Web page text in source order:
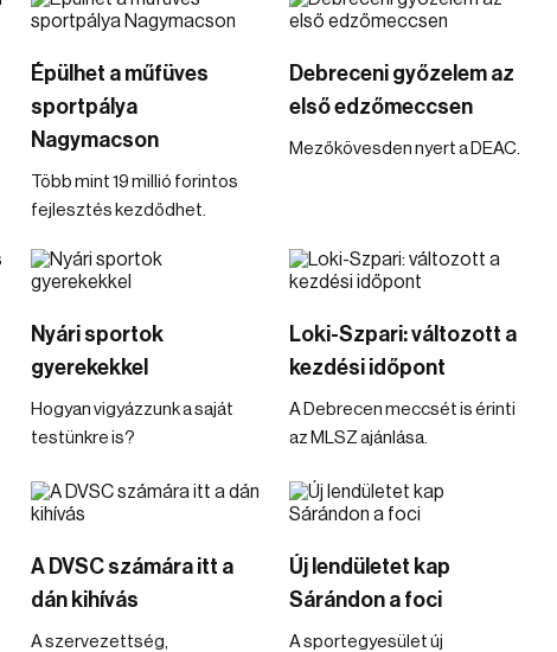
Épülhet a műfüves
sportpálya
Nagymacson
Több mint 19 millió forintos
fejlesztés kezdődhet.
Debreceni győzelem az
első edzőmeccsen
Mezőkövesden nyert a DEAC.
Nyári sportok
gyerekekkel
Hogyan vigyázzunk a saját
testünkre is?
Loki-Szpari: változott a
kezdési időpont
A Debrecen meccsét is érinti
az MLSZ ajánlása.
A DVSC számára itt a
dán kihívás
A szervezettség,
Új lendületet kap
Sárándon a foci
A sportegyesület új